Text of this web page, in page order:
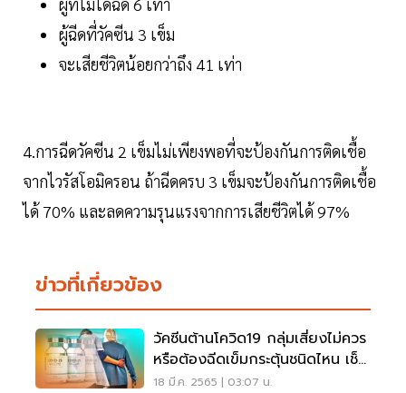
ผู้ฉีดที่วัคซีน 3 เข็ม
จะเสียชีวิตน้อยกว่าถึง 41 เท่า
4.การฉีดวัคซีน 2 เข็มไม่เพียงพอที่จะป้องกันการติดเชื้อ
จากไวรัสโอมิครอน ถ้าฉีดครบ 3 เข็มจะป้องกันการติดเชื้อ
ได้ 70% และลดความรุนแรงจากการเสียชีวิตได้ 97%
ข่าวที่เกี่ยวข้อง
วัคซีนต้านโควิด19 กลุ่มเสี่ยงไม่ควร
หรือต้องฉีดเข็มกระตุ้นชนิดไหน เช็ก
เลย
18 มี.ค. 2565 | 03:07 น.